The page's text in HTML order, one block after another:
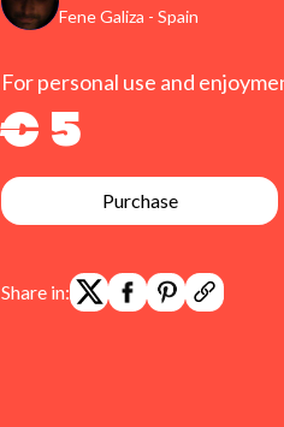
Fene Galiza - Spain
For personal use and
€ 5
Purchase
Share in: